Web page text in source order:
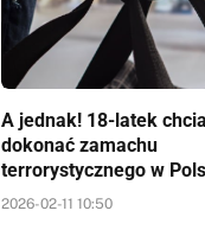
A jednak! 18-latek
dokonać zamachu
terrorystycznego w
2026-02-11 10:50